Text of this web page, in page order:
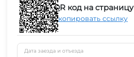
QR код на страницу
Скопировать ссылку
Дата заезда и отъезда